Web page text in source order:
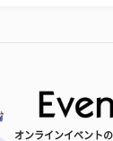
オンラインイベント